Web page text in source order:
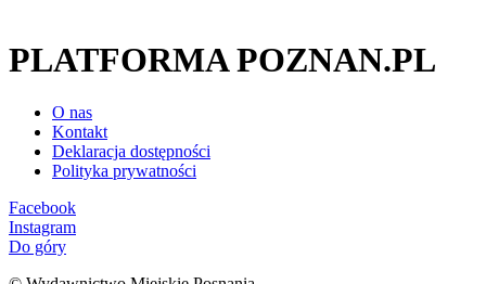
PLATFORMA POZNAN.PL
O nas
Kontakt
Deklaracja dostępności
Polityka prywatności
Facebook
Instagram
Do góry